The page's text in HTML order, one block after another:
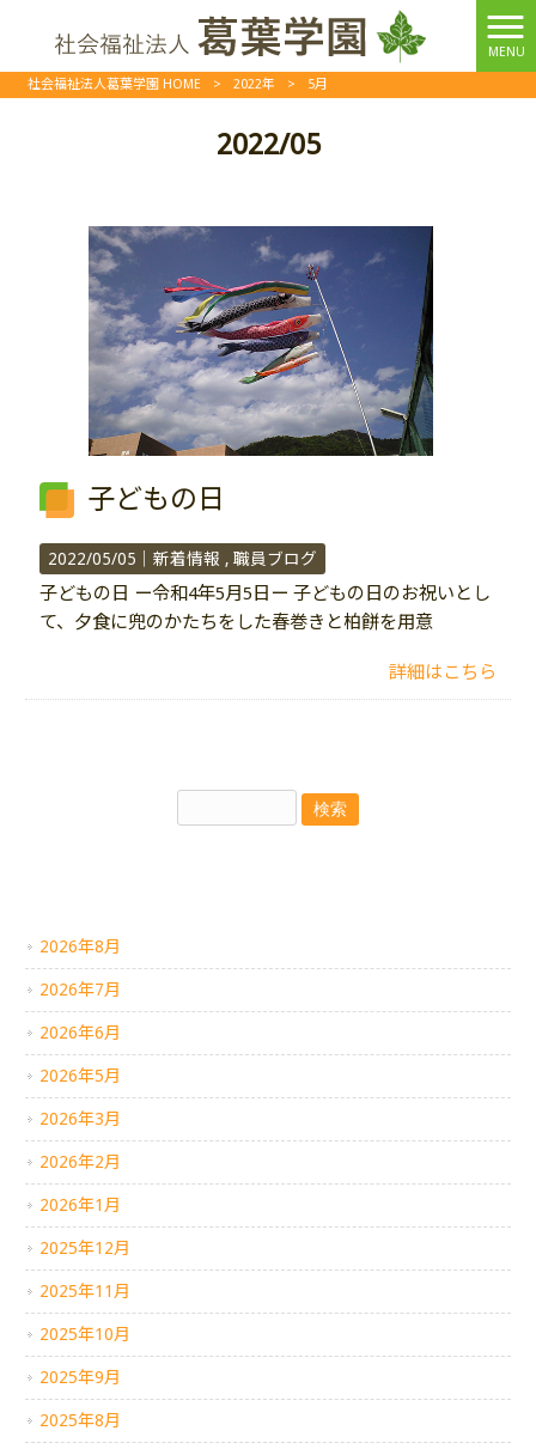
MENU
社会福祉法人葛葉学園 HOME > 2022年 > 5月
2022/05
子どもの日
2022/05/05｜新着情報 職員ブログ
子どもの日 ー令和4年5月5日ー 子どもの日のお祝いとし
て、夕食に兜のかたちをした春巻きと柏餅を用意
詳細はこちら
2026年8月
2026年7月
2026年6月
2026年5月
2026年3月
2026年2月
2026年1月
2025年12月
2025年11月
2025年10月
2025年9月
2025年8月